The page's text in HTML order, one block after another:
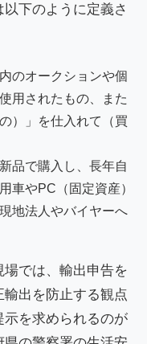
下のように定義さ
のオークションや個
用されたもの、また
）」を仕入れて（買
品で購入し、長年自
車やPC（固定資産）
地法人やバイヤーへ
では、輸出申告を
出を防止する観点
を求められるのが